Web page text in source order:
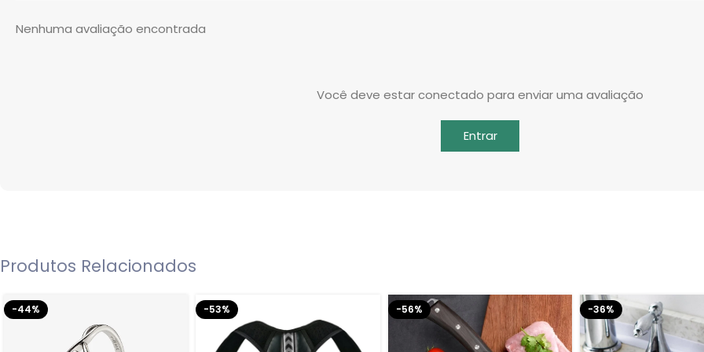
Você deve estar conectado para enviar uma avaliação
Entrar
Nenhuma avaliação encontrada
Produtos Relacionados
-44% -53% -56% -36%